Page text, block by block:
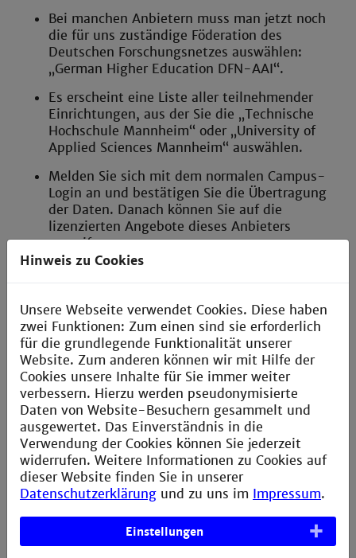
Bei manchen Anbietern muss man jetzt noch
die für uns zuständige Föderation des
Deutschen Forschungsnetzes auswählen:
„German Higher Education DFN-AAI“.
Es erscheint eine Liste aller teilnehmender
Einrichtungen, aus der Sie die „Technische
Hochschule Mannheim“ oder „University of
Applied Sciences Mannheim“ auswählen.
Melden Sie sich mit dem normalen Campus-
Login an und bestätigen Sie die Übertragung
der Daten. Danach können Sie auf die
lizenzierten Angebote dieses Anbieters
zugreifen.
Ein kurzes Video zur Veranschaulichung eines
E-Book-Abrufs über Shibboleth finden Sie bei
Youtube.
Beachten Sie auch die bei den jeweiligen
Verlagen hinterlegten
PDF-Kurzanleitungenfür die Nutzung von
E-Books außerhalb des Campus.
Folgende Verlage und Datenbanken bieten das
Shibboleth-Login an:
ACM, ACS, Beltz, Cambridge, De Gruyter, Elsevier,
Hanser, Hatje Cantz, Haufe Lexware, Hogrefe, IEEE,
Klett-Cotta, Kohlhammer, Lambertus, mitp, Nature,
Nomos, Oldenbourg, O'Reilly, Pearson, ProQuest,
Hinweis zu Cookies
Unsere Webseite verwendet Cookies. Diese haben
zwei Funktionen: Zum einen sind sie erforderlich
für die grundlegende Funktionalität unserer
Website. Zum anderen können wir mit Hilfe der
Cookies unsere Inhalte für Sie immer weiter
verbessern. Hierzu werden pseudonymisierte
Daten von Website-Besuchern gesammelt und
ausgewertet. Das Einverständnis in die
Verwendung der Cookies können Sie jederzeit
widerrufen. Weitere Informationen zu Cookies auf
dieser Website finden Sie in unserer
Datenschutzerklärung und zu uns im Impressum.
Einstellungen